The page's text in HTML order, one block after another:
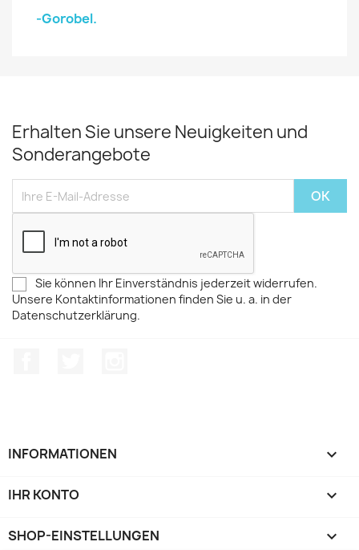
-Gorobel.
Erhalten Sie unsere Neuigkeiten und
Sonderangebote
Sie können Ihr Einverständnis jederzeit widerrufen.
Unsere Kontaktinformationen finden Sie u. a. in der
Datenschutzerklärung.
INFORMATIONEN 
IHR KONTO 
SHOP-EINSTELLUNGEN keyboard_arrow_down